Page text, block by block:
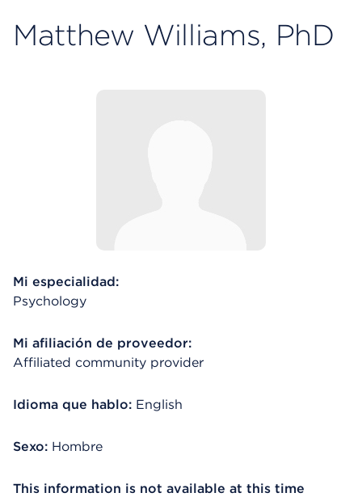
Matthew Williams, PhD
Mi especialidad:
Psychology
Mi afiliación de proveedor:
Affiliated community provider
Idioma que hablo: English
Sexo: Hombre
This information is not available at this time